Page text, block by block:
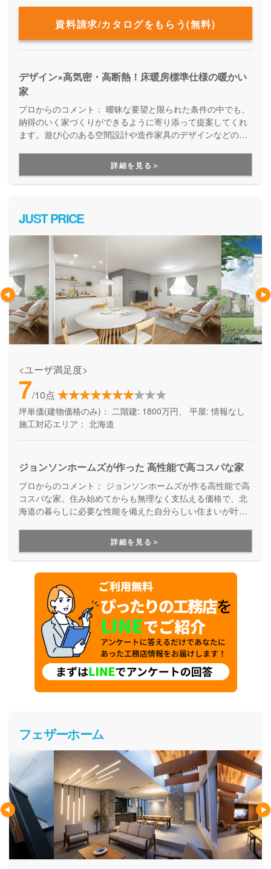
資料請求/カタログをもらう(無料)
デザイン×高気密・高断熱！床暖房標準仕様の暖かい
家
プロからのコメント： 曖昧な要望と限られた条件の中でも、
納得のいく家づくりができるように寄り添って提案してくれ
ます。遊び心のある空間設計や造作家具のデザインなどの斬
るのも嬉しいポイントです。詳細を見る＞
JUST PRICE
<ユーザ満足度>
7/10点
坪単価(建物価格のみ)： 二階建: 1800万円、 平屋: 情報なし
施工対応エリア： 北海道
ジョンソンホームズが作った 高性能で高コスパな家
プロからのコメント： ジョンソンホームズが作る高性能で高
コスパな家。住み始めてからも無理なく支払える価格で、北
海道の暮らしに必要な性能を備えた自分らしい住まいが叶い
残したい方、必見の住宅ブランドです。
詳細を見る＞
フェザーホーム